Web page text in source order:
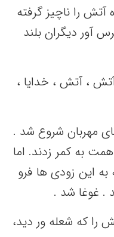
را ناچیز گرفته
آور دیگران بلند
، آتش ، خدایا ،
مهربان شروع شد .
به کمر زدند. اما
این زودی ها فرو
. غوغا شد .
را که شعله ور دید،